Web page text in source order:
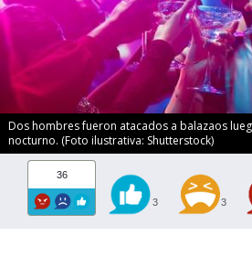
Dos hombres fueron atacados a balazaos
nocturno. (Foto ilustrativa: Shutterstock)
36
3 3